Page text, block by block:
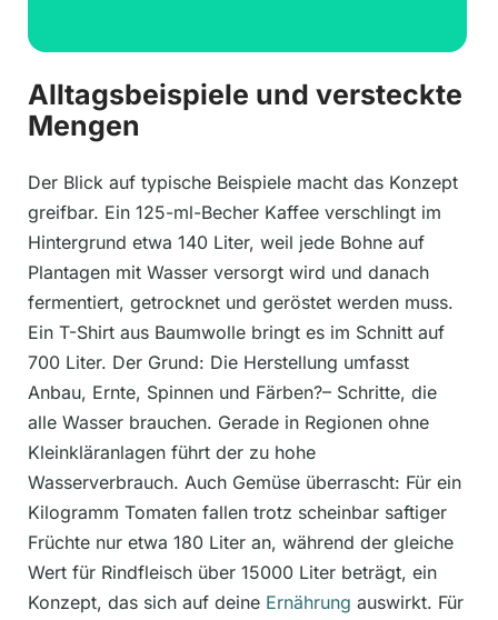
Alltagsbeispiele und versteckte
Mengen
Der Blick auf typische Beispiele macht das Konzept
greifbar. Ein 125-ml-Becher Kaffee verschlingt im
Hintergrund etwa 140 Liter, weil jede Bohne auf
Plantagen mit Wasser versorgt wird und danach
fermentiert, getrocknet und geröstet werden muss.
Ein T-Shirt aus Baumwolle bringt es im Schnitt auf
700 Liter. Der Grund: Die Herstellung umfasst
Anbau, Ernte, Spinnen und Färben?– Schritte, die
alle Wasser brauchen. Gerade in Regionen ohne
Kleinkläranlagen führt der zu hohe
Wasserverbrauch. Auch Gemüse überrascht: Für ein
Kilogramm Tomaten fallen trotz scheinbar saftiger
Früchte nur etwa 180 Liter an, während der gleiche
Wert für Rindfleisch über 15000 Liter beträgt, ein
Konzept, das sich auf deine Ernährung auswirkt. Für